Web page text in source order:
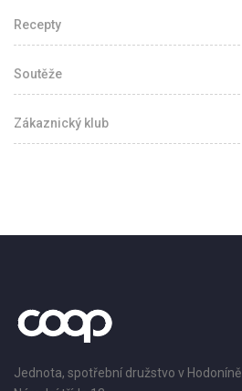
Recepty
Soutěže
Zákaznický klub
Jednota, spotřební družstvo v Hodoníně